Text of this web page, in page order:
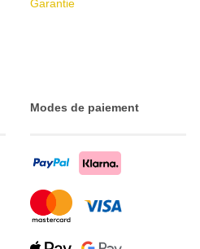
Garantie
Modes de paiement